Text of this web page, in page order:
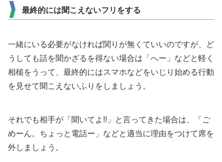
最終的には聞こえないフリをする
一緒にいる必要がなければ関りが無くていいのですが、ど
うしても話を聞かざるを得ない場合は「へー」などと軽く
相槌をうって、最終的にはスマホなどをいじり始める行動
を見せて聞こえないふりをしましょう。
それでも相手が「聞いてよ!!」と言ってきた場合は、「ご
めーん。ちょっと電話ー」などと適当に理由をつけて席を
外しましょう。